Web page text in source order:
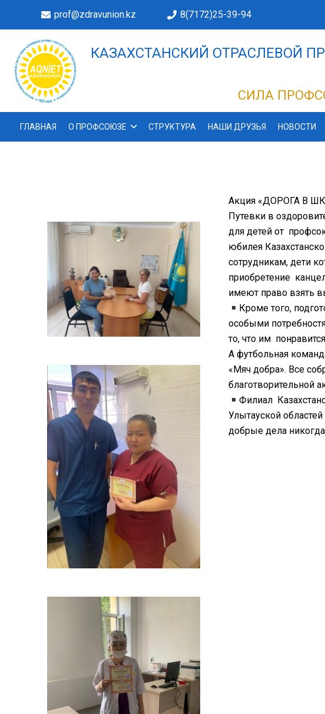
prof@zdravunion.kz 8(7172)25-39-94
КАЗАХСТАНСКИЙ ОТРАСЛЕВОЙ
СИЛА
ГЛАВНАЯ О ПРОФСОЮЗЕ СТРУКТУРА НАШИ ДРУЗЬЯ НОВОСТИ
Акция «ДОРОГА В
Путевки в
для детей от
юбилея
сотрудникам, дети
приобретение
имеют право взять
Кроме того,
особыми
то, что им
А футбольная
«Мяч добра». Все
благотворительной
Филиал
Улытауской
добрые дела